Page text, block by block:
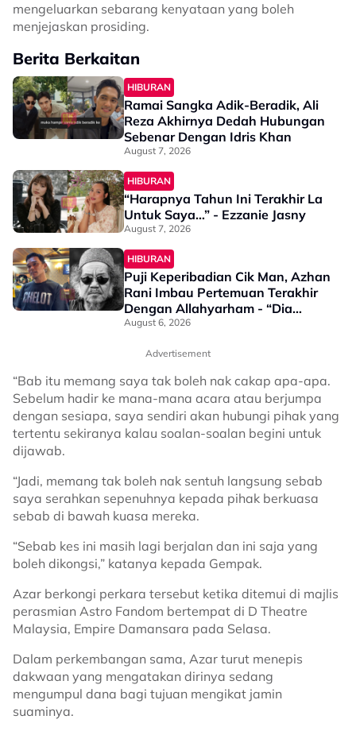
mengeluarkan sebarang kenyataan yang boleh
menjejaskan prosiding.
Berita Berkaitan
HIBURAN
Ramai Sangka Adik-Beradik, Ali
Reza Akhirnya Dedah Hubungan
Sebenar Dengan Idris Khan
August 7, 2026
HIBURAN
“Harapnya Tahun Ini Terakhir La
Untuk Saya…” - Ezzanie Jasny
August 7, 2026
HIBURAN
Puji Keperibadian Cik Man, Azhan
Rani Imbau Pertemuan Terakhir
Dengan Allahyarham - “Dia
Pernah Berpesan Supaya…”
August 6, 2026
Advertisement
“Bab itu memang saya tak boleh nak cakap apa-apa.
Sebelum hadir ke mana-mana acara atau berjumpa
dengan sesiapa, saya sendiri akan hubungi pihak yang
tertentu sekiranya kalau soalan-soalan begini untuk
dijawab.
“Jadi, memang tak boleh nak sentuh langsung sebab
saya serahkan sepenuhnya kepada pihak berkuasa
sebab di bawah kuasa mereka.
“Sebab kes ini masih lagi berjalan dan ini saja yang
boleh dikongsi,” katanya kepada Gempak.
Azar berkongi perkara tersebut ketika ditemui di majlis
perasmian Astro Fandom bertempat di D Theatre
Malaysia, Empire Damansara pada Selasa.
Dalam perkembangan sama, Azar turut menepis
dakwaan yang mengatakan dirinya sedang
mengumpul dana bagi tujuan mengikat jamin
suaminya.